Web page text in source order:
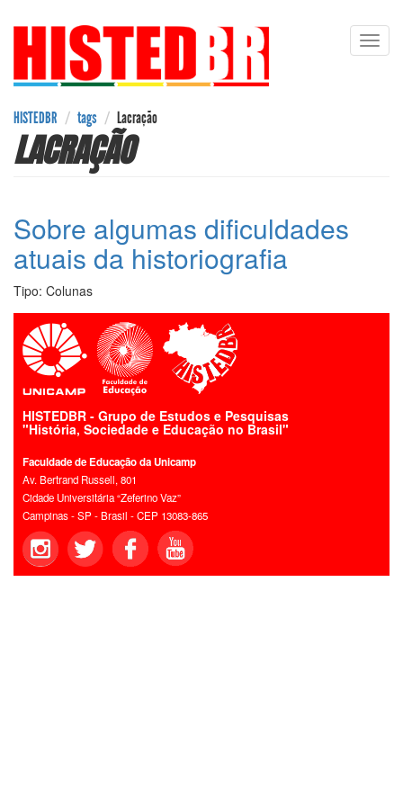
Pular
conteúdo
HISTEDBR tags Lacração
LACRAÇÃO
Sobre algumas dificuldades
atuais da historiografia
Tipo: Colunas
HISTEDBR - Grupo de Estudos e Pesquisas
"História, Sociedade e Educação no Brasil"
Faculdade de Educação da Unicamp
Av. Bertrand Russell, 801
Cidade Universitária “Zeferino Vaz”
Campinas - SP - Brasil - CEP 13083-865